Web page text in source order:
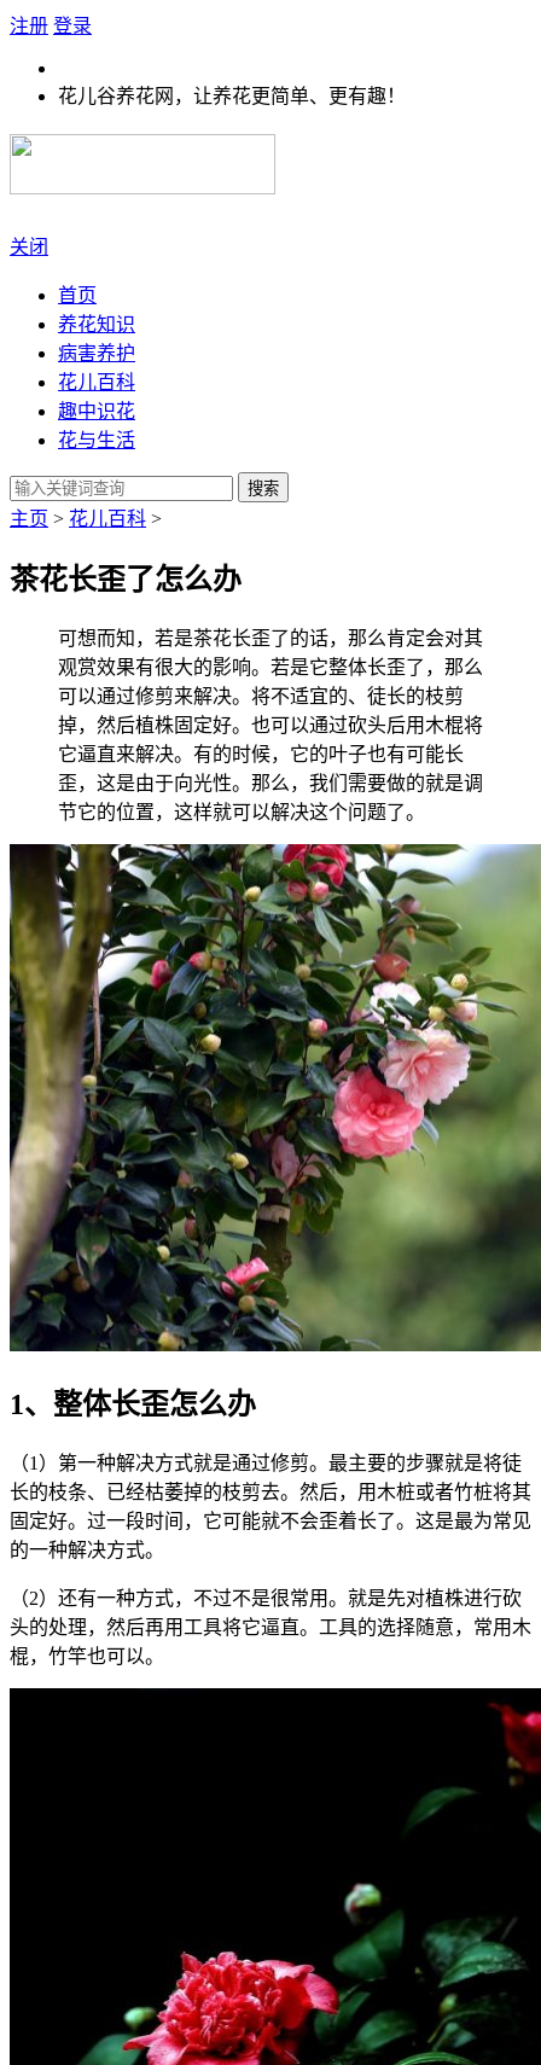
注册 登录
花儿谷养花网，让养花更简单、更有趣！
关闭
首页
养花知识
病害养护
花儿百科
趣中识花
花与生活
搜索
主页 > 花儿百科 >
茶花长歪了怎么办
可想而知，若是茶花长歪了的话，那么肯定会对其
观赏效果有很大的影响。若是它整体长歪了，那么
可以通过修剪来解决。将不适宜的、徒长的枝剪
掉，然后植株固定好。也可以通过砍头后用木棍将
它逼直来解决。有的时候，它的叶子也有可能长
歪，这是由于向光性。那么，我们需要做的就是调
节它的位置，这样就可以解决这个问题了。
1、整体长歪怎么办
（1）第一种解决方式就是通过修剪。最主要的步骤就是将徒
长的枝条、已经枯萎掉的枝剪去。然后，用木桩或者竹桩将其
固定好。过一段时间，它可能就不会歪着长了。这是最为常见
的一种解决方式。
（2）还有一种方式，不过不是很常用。就是先对植株进行砍
头的处理，然后再用工具将它逼直。工具的选择随意，常用木
棍，竹竿也可以。